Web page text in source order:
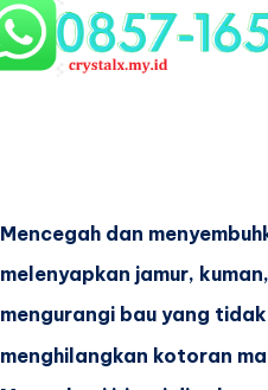
Mencegah dan
melenyapkan jamur,
mengurangi bau yang
menghilangkan kotoran